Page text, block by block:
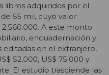
libros adquiridos por el
55 mil, cuyo valor
A este monto
encuadernación y
en el extranjero,
52.000, US$ 75.000 y
El estudio trasciende las